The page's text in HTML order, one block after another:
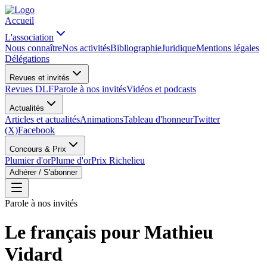
Accueil
L'association
Nous connaîtreNos activitésBibliographieJuridiqueMentions légales
Délégations
Revues et invités
Revues DLFParole à nos invitésVidéos et podcasts
Actualités
Articles et actualitésAnimationsTableau d'honneurTwitter
(X)Facebook
Concours & Prix
Plumier d'orPlume d'orPrix Richelieu
Adhérer / S'abonner
Parole à nos invités
Le français pour Mathieu
Vidard